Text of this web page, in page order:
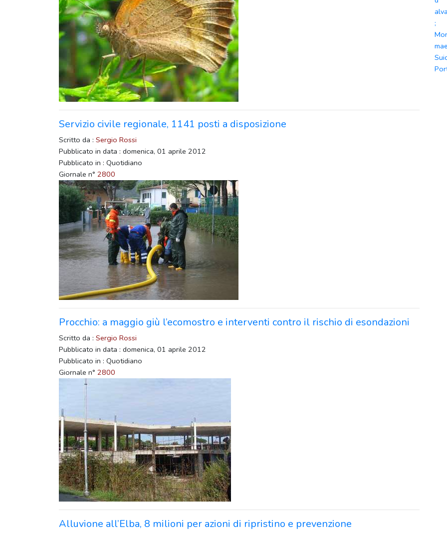
Servizio civile regionale, 1141 posti a disposizione
Scritto da : Sergio Rossi
Pubblicato in data : domenica, 01 aprile 2012
Pubblicato in : Quotidiano
Giornale n° 2800
Procchio: a maggio giù l’ecomostro e interventi contro il rischio di esondazioni
Scritto da : Sergio Rossi
Pubblicato in data : domenica, 01 aprile 2012
Pubblicato in : Quotidiano
Giornale n° 2800
Alluvione all’Elba, 8 milioni per azioni di ripristino e prevenzione
;